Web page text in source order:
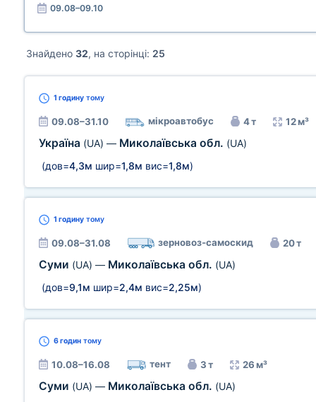
09.08–09.10
Знайдено 32, на сторінці: 25
1 годину тому
09.08–31.10 мікроавтобус 4 т 12 м³
Україна (UA) — Миколаївська обл. (UA)
(дов=4,3м шир=1,8м вис=1,8м)
1 годину тому
09.08–31.08 зерновоз-самоскид 20 т
Суми (UA) — Миколаївська обл. (UA)
(дов=9,1м шир=2,4м вис=2,25м)
6 годин тому
10.08–16.08 тент 3 т 26 м³
Суми (UA) — Миколаївська обл. (UA)